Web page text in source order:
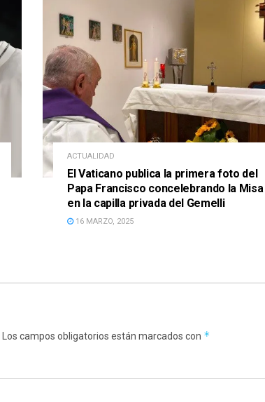
ACTUALIDAD
El Vaticano publica la primera foto del
Papa Francisco concelebrando la Misa
en la capilla privada del Gemelli
16 MARZO, 2025
Los campos obligatorios están marcados con *